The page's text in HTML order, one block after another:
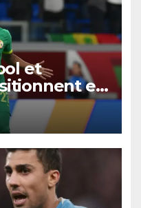
et
en
Ibrahim